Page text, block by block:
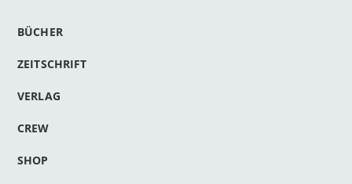
BÜCHER
ZEITSCHRIFT
VERLAG
CREW
SHOP